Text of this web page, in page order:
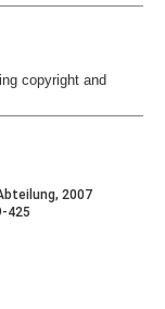
copyright and
2007
425